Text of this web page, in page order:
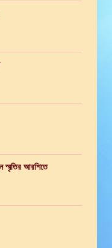
স্মৃতির আরশিতে